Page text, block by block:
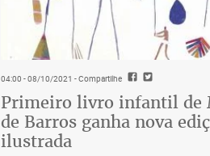
04:00 - 08/10/2021 - Compartilhe
Primeiro livro infantil de
de Barros ganha nova
ilustrada